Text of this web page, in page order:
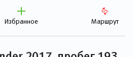
Избранное Маршрут